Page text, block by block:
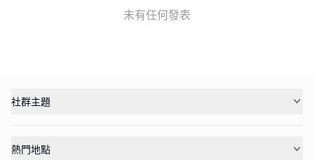
未有任何發表
社群主題
熱門地點